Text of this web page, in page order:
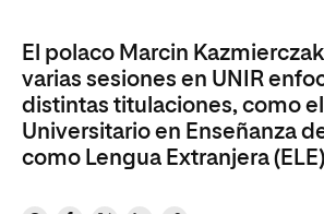
El polaco Marcin
varias sesiones en UNIR
distintas titulaciones, como
Universitario en Enseñanza
como Lengua Extranjera (ELE)